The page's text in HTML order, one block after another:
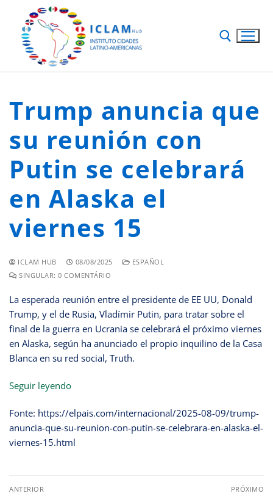
Trump anuncia que
su reunión con
Putin se celebrará
en Alaska el
viernes 15
ICLAM HUB 08/08/2025
ESPAÑOL
SINGULAR: 0 COMENTÁRIO
La esperada reunión entre el presidente de EE UU, Donald
Trump, y el de Rusia, Vladímir Putin, para tratar sobre el
final de la guerra en Ucrania se celebrará el próximo viernes
en Alaska, según ha anunciado el propio inquilino de la Casa
Blanca en su red social, Truth.
Seguir leyendo
Fonte: https://elpais.com/internacional/2025-08-09/trump-
anuncia-que-su-reunion-con-putin-se-celebrara-en-alaska-el-
viernes-15.html
ANTERIOR PRÓXIMO